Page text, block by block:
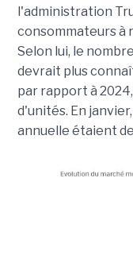
l'administration
consommateurs à
Selon lui, le
devrait plus
par rapport à
d'unités. En
annuelle étaient